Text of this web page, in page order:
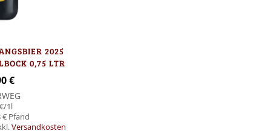
2025
0,75 LTR
€
/1l
€
Versandkosten